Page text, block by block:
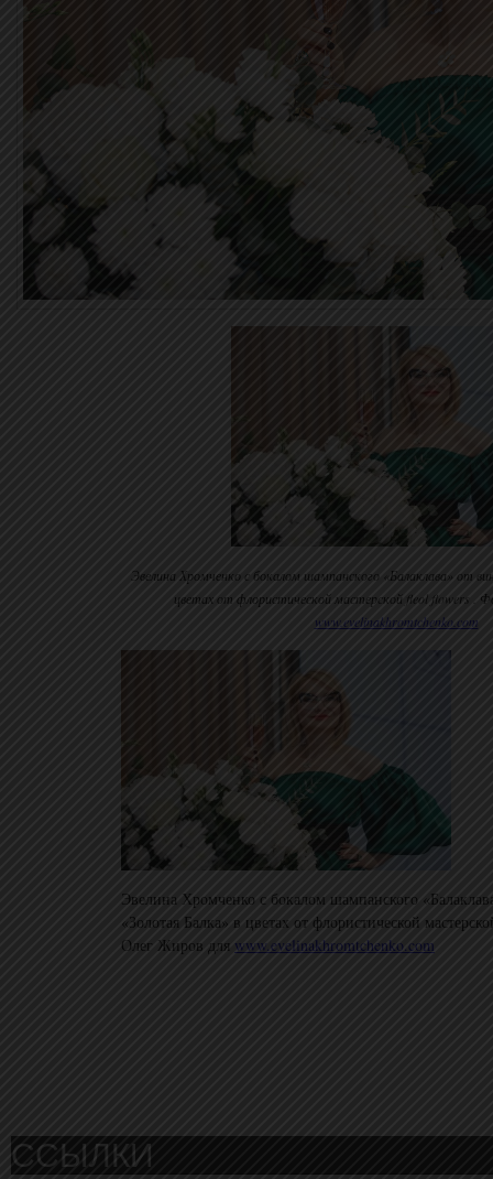
Эвелина Хромченко с бокалом шампанского «Балаклава» от
цветах от флористической мастерской fleol flowers .
www.evelinakhromtchenko.com
Эвелина Хромченко с бокалом шампанского
«Золотая Балка» в цветах от флористической
Олег Жиров для www.evelinakhromtchenko.com
ССЫЛКИ